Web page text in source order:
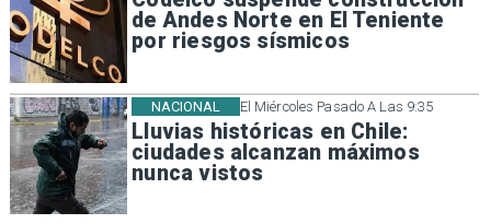
de Andes Norte en El Teniente
por riesgos sísmicos
El Miércoles Pasado A Las 9:35
Lluvias históricas en Chile:
ciudades alcanzan máximos
nunca vistos
NACIONAL